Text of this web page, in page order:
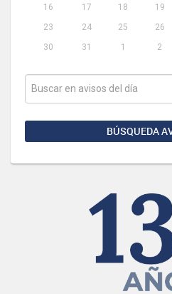
16
17 18 19
23
24 25 26
30
31 1 2
BÚSQUEDA